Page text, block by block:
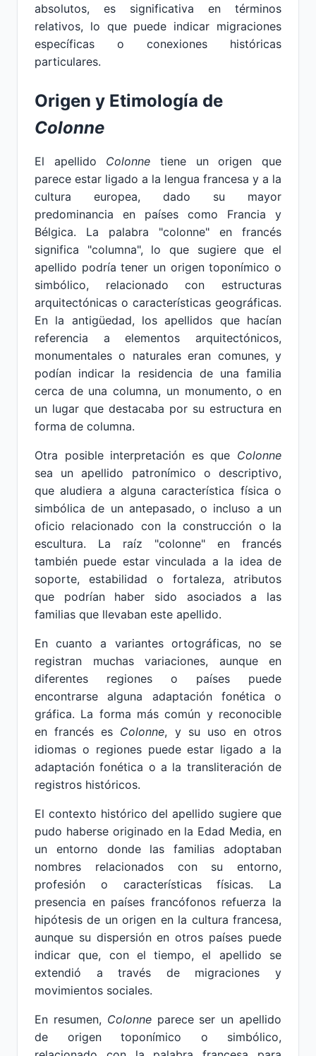
absolutos, es significativa en términos
relativos, lo que puede indicar migraciones
específicas o conexiones históricas
particulares.
Origen y Etimología de
Colonne
El apellido Colonne tiene un origen que
parece estar ligado a la lengua francesa y a la
cultura europea, dado su mayor
predominancia en países como Francia y
Bélgica. La palabra "colonne" en francés
significa "columna", lo que sugiere que el
apellido podría tener un origen toponímico o
simbólico, relacionado con estructuras
arquitectónicas o características geográficas.
En la antigüedad, los apellidos que hacían
referencia a elementos arquitectónicos,
monumentales o naturales eran comunes, y
podían indicar la residencia de una familia
cerca de una columna, un monumento, o en
un lugar que destacaba por su estructura en
forma de columna.
Otra posible interpretación es que Colonne
sea un apellido patronímico o descriptivo,
que aludiera a alguna característica física o
simbólica de un antepasado, o incluso a un
oficio relacionado con la construcción o la
escultura. La raíz "colonne" en francés
también puede estar vinculada a la idea de
soporte, estabilidad o fortaleza, atributos
que podrían haber sido asociados a las
familias que llevaban este apellido.
En cuanto a variantes ortográficas, no se
registran muchas variaciones, aunque en
diferentes regiones o países puede
encontrarse alguna adaptación fonética o
gráfica. La forma más común y reconocible
en francés es Colonne, y su uso en otros
idiomas o regiones puede estar ligado a la
adaptación fonética o a la transliteración de
registros históricos.
El contexto histórico del apellido sugiere que
pudo haberse originado en la Edad Media, en
un entorno donde las familias adoptaban
nombres relacionados con su entorno,
profesión o características físicas. La
presencia en países francófonos refuerza la
hipótesis de un origen en la cultura francesa,
aunque su dispersión en otros países puede
indicar que, con el tiempo, el apellido se
extendió a través de migraciones y
movimientos sociales.
En resumen, Colonneparece ser un apellido
de origen toponímico o simbólico,